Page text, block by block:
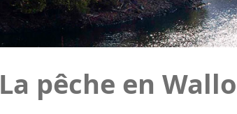
La pêche en